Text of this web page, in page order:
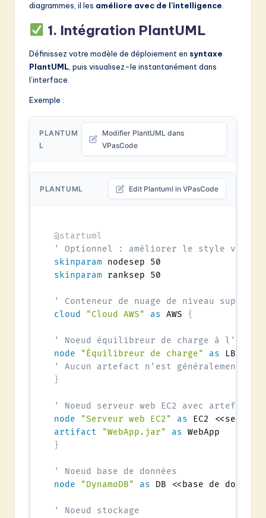
diagrammes, il les améliore avec de l’intelligence.
1. Intégration PlantUML
Définissez votre modèle de déploiement en syntaxe
PlantUML, puis visualisez-le instantanément dans
l’interface.
Exemple :
PLANTUM
L
Modifier PlantUML dans
VPasCode
PLANTUML Edit Plantuml in VPasCode
@startuml
' Optionnel : améliorer le style visuel
skinparam
skinparam ranksep 50
' Conteneur de nuage de niveau
cloud
"Cloud AWS" as AWS {
' Noeud équilibreur de charge à
node
"Équilibreur de charge" as LB
' Aucun artefact n'est généralement
}
' Noeud serveur web EC2 avec artefact
node
"Serveur web EC2" as EC2
artifact
"WebApp.jar" as
}
' Noeud base de données
node
"DynamoDB" as DB <<base de
' Noeud stockage